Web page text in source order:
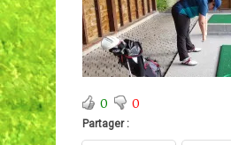
0 0
Partager :